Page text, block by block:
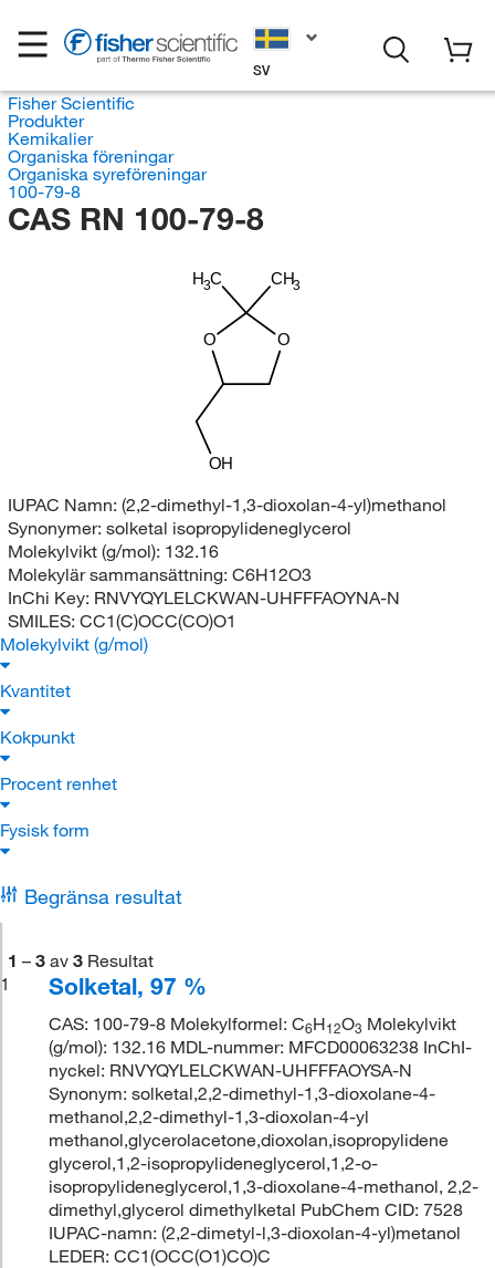
SV
Fisher Scientific
Produkter
Kemikalier
Organiska föreningar
Organiska syreföreningar
100-79-8
CAS RN 100-79-8
CH3
H3C
O
OH
O
IUPAC Namn: (2,2-dimethyl-1,3-dioxolan-4-yl)methanol
Synonymer: solketal isopropylideneglycerol
Molekylvikt (g/mol): 132.16
Molekylär sammansättning: C6H12O3
InChi Key: RNVYQYLELCKWAN-UHFFFAOYNA-N
SMILES: CC1(C)OCC(CO)O1
Molekylvikt (g/mol)
Kvantitet
Kokpunkt
Procent renhet
Fysisk form
Begränsa resultat
1 – 3 av 3 Resultat
1
Solketal, 97 %
CAS: 100-79-8 Molekylformel: C6H12O3 Molekylvikt
(g/mol): 132.16 MDL-nummer: MFCD00063238 InChI-
nyckel: RNVYQYLELCKWAN-UHFFFAOYSA-N
Synonym: solketal,2,2-dimethyl-1,3-dioxolane-4-
methanol,2,2-dimethyl-1,3-dioxolan-4-yl
methanol,glycerolacetone,dioxolan,isopropylidene
glycerol,1,2-isopropylideneglycerol,1,2-o-
isopropylideneglycerol,1,3-dioxolane-4-methanol, 2,2-
dimethyl,glycerol dimethylketal PubChem CID: 7528
IUPAC-namn: (2,2-dimetyl-l,3-dioxolan-4-yl)metanol
LEDER: CC1(OCC(O1)CO)C